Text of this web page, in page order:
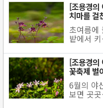
[조용경의
치마를 걸
초여름에
밭에서
[조용경의
꽃축제
6월의 야
보면 곳